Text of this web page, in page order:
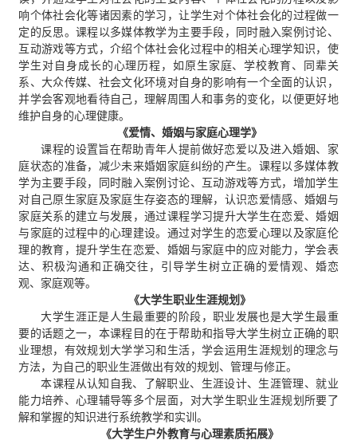
响个体社会化等诸因素的学习，让学生对个体社会化的过程做一
定的反思。课程以多媒体教学为主要手段，同时融入案例讨论、
互动游戏等方式，介绍个体社会化过程中的相关心理学知识，使
学生对自身成长的心理历程，如原生家庭、学校教育、同辈关
系、大众传媒、社会文化环境对自身的影响有一个全面的认识，
并学会客观地看待自己，理解周围人和事务的变化，以便更好地
维护自身的心理健康。
《爱情、婚姻与家庭心理学》
课程的设置旨在帮助青年人提前做好恋爱以及进入婚姻、家
庭状态的准备，减少未来婚姻家庭纠纷的产生。课程以多媒体教
学为主要手段，同时融入案例讨论、互动游戏等方式，增加学生
对自己原生家庭及家庭生存姿态的理解，认识恋爱情感、婚姻与
家庭关系的建立与发展，通过课程学习提升大学生在恋爱、婚姻
与家庭的过程中的心理建设。通过对学生的恋爱心理以及家庭伦
理的教育，提升学生在恋爱、婚姻与家庭中的应对能力，学会表
达、积极沟通和正确交往，引导学生树立正确的爱情观、婚恋
观、家庭观等。
《大学生职业生涯规划》
大学生涯正是人生最重要的阶段，职业发展也是大学生最重
要的话题之一，本课程目的在于帮助和指导大学生树立正确的职
业理想，有效规划大学学习和生活，学会运用生涯规划的理念与
方法，为自己的职业生涯做出有效的规划、管理与修正。
本课程从认知自我、了解职业、生涯设计、生涯管理、就业
能力培养、心理辅导等多个层面，对大学生职业生涯规划所要了
解和掌握的知识进行系统教学和实训。
《大学生户外教育与心理素质拓展》